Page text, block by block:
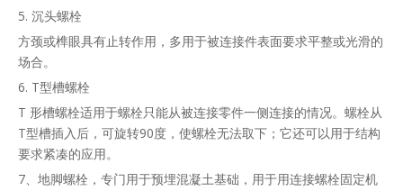
5. 沉头螺栓
方颈或榫眼具有止转作用，多用于被连接件表面要求平整或光滑的
场合。
6. T型槽螺栓
T 形槽螺栓适用于螺栓只能从被连接零件一侧连接的情况。螺栓从
T型槽插入后，可旋转90度，使螺栓无法取下；它还可以用于结构
要求紧凑的应用。
7、地脚螺栓，专门用于预埋混凝土基础，用于用连接螺栓固定机